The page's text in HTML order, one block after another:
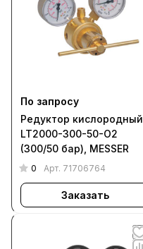
По запросу
Редуктор кислородный
LT2000-300-50-О2
(300/50 бар), MESSER
0 Арт. 71706764
Заказать